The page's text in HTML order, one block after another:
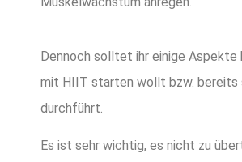
Dennoch solltet ihr einige Aspekte
mit HIIT starten wollt bzw. bereits
durchführt.
Es ist sehr wichtig, es nicht zu